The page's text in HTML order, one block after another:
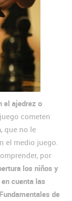
el ajedrez o
cometen
, que no le
el medio juego.
por
los niños y
cuenta las
de